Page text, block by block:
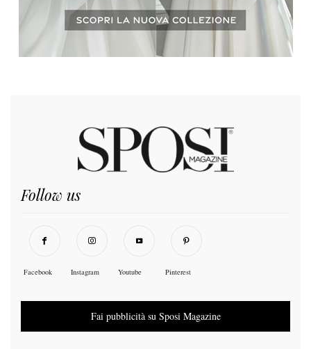
Follow us
Facebook Instagram Youtube Pinterest
Fai pubblicità su Sposi Magazine